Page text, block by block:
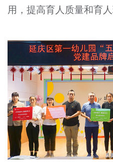
用，提高育人质量和育人